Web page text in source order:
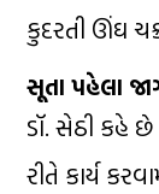
કુદરતી ઊંઘ
સૂતા પહેલા
ડૉ. સેઠી કહે
રીતે કાર્ય